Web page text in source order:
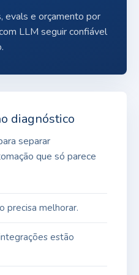
evals e orçamento por
LLM seguir confiável
diagnóstico
separar
que só parece
precisa melhorar.
estão